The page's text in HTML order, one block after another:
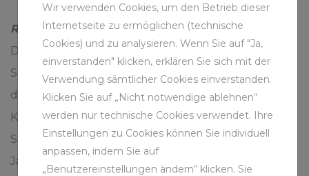
RAG Aktiengesellschaft
Die RAG AG hat eine lange Tradition im deutschen
Steinkohlenbergbau. Am 27. November 1968 wurde
die damalige Ruhrkohle AG in Essen als
Konsolidierungsgesellschaft für den deutschen
Steinkohlenbergbau gegründet. Fast genau 50
Jahre später, am 21. Dezember 2018, förderten
Wir verwenden Cookies, um den Betrieb dieser
Internetseite zu ermöglichen (technische
Cookies) und zu analysieren. Wenn Sie auf "Ja,
einverstanden" klicken, erklären Sie sich mit der
Verwendung sämtlicher Cookies einverstanden.
Klicken Sie auf „Nicht notwendige ablehnen“
werden nur technische Cookies verwendet. Ihre
Einstellungen zu Cookies können Sie individuell
anpassen, indem Sie auf
„Benutzereinstellungen ändern“ klicken. Sie